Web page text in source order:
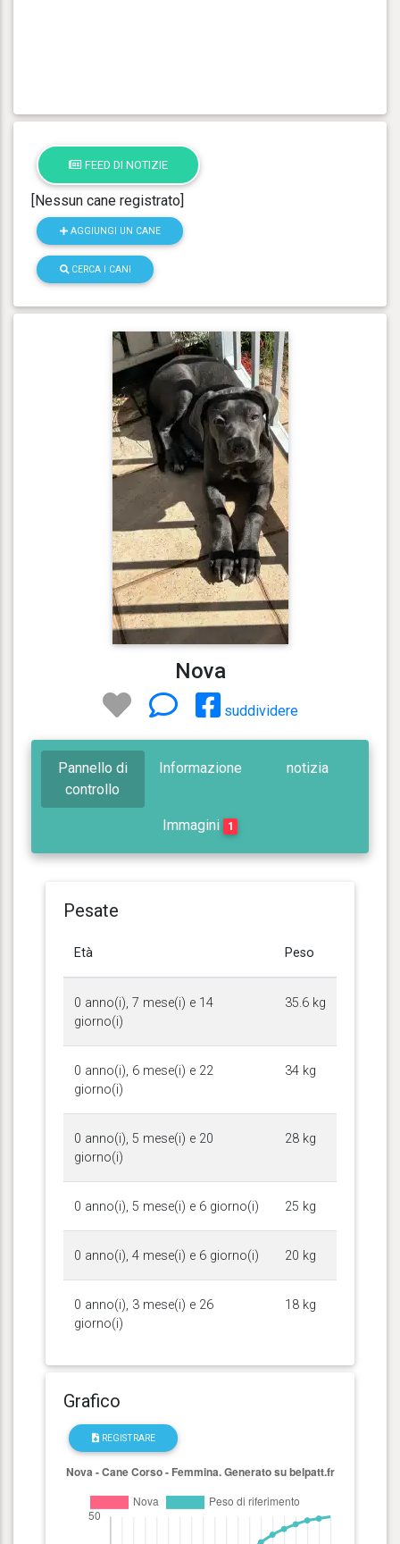
FEED DI NOTIZIE
[Nessun cane registrato]
AGGIUNGI UN CANE
CERCA I CANI
Nova
suddividere
Pannello di
controllo
Informazione notizia
Immagini 1
Pesate
Età Peso
0 anno(i), 7 mese(i) e 14
giorno(i)
35.6 kg
0 anno(i), 6 mese(i) e 22
giorno(i)
34 kg
0 anno(i), 5 mese(i) e 20
giorno(i)
28 kg
0 anno(i), 5 mese(i) e 6 giorno(i) 25 kg
0 anno(i), 4 mese(i) e 6 giorno(i) 20 kg
0 anno(i), 3 mese(i) e 26
giorno(i)
18 kg
Grafico
REGISTRARE